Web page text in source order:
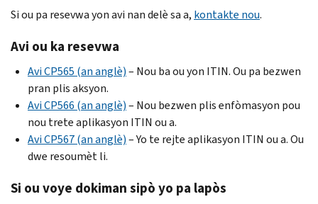
Si ou pa resevwa yon avi nan delè sa a, kontakte nou.
Avi ou ka resevwa
AviCP565 (an anglè)– Nou ba ou yon ITIN. Ou pa bezwen
pran plis aksyon.
AviCP566 (an anglè)– Nou bezwen plis enfòmasyon pou
nou trete aplikasyon ITIN ou a.
AviCP567 (an anglè)– Yo te rejte aplikasyon ITIN ou a. Ou
dwe resoumèt li.
Si ou voye dokiman sipò yo pa lapòs